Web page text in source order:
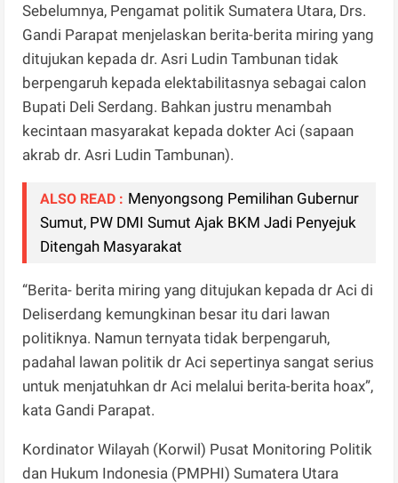
Sebelumnya, Pengamat politik Sumatera Utara, Drs.
Gandi Parapat menjelaskan berita-berita miring yang
ditujukan kepada dr. Asri Ludin Tambunan tidak
berpengaruh kepada elektabilitasnya sebagai calon
Bupati Deli Serdang. Bahkan justru menambah
kecintaan masyarakat kepada dokter Aci (sapaan
akrab dr. Asri Ludin Tambunan).
ALSO READ : Menyongsong Pemilihan Gubernur
Sumut, PW DMI Sumut Ajak BKM Jadi Penyejuk
Ditengah Masyarakat
“Berita- berita miring yang ditujukan kepada dr Aci di
Deliserdang kemungkinan besar itu dari lawan
politiknya. Namun ternyata tidak berpengaruh,
padahal lawan politik dr Aci sepertinya sangat serius
untuk menjatuhkan dr Aci melalui berita-berita hoax”,
kata Gandi Parapat.
Kordinator Wilayah (Korwil) Pusat Monitoring Politik
dan Hukum Indonesia (PMPHI) Sumatera Utara